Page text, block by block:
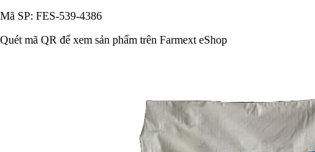
Mã SP: FES-539-4386
Quét mã QR để xem sản phẩm trên Farmext eShop